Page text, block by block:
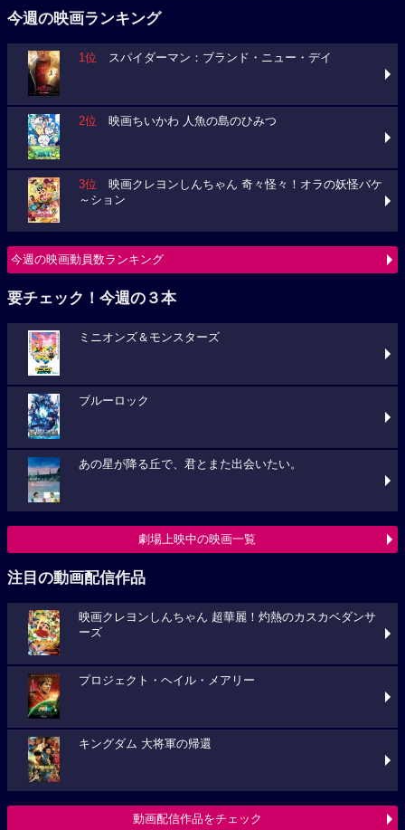
今週の映画ランキング
1位 スパイダーマン：ブランド・ニュー・デイ
2位 映画ちいかわ 人魚の島のひみつ
3位 映画クレヨンしんちゃん 奇々怪々！オラの妖怪バケ
～ション
今週の映画動員数ランキング
要チェック！今週の３本
ミニオンズ＆モンスターズ
ブルーロック
あの星が降る丘で、君とまた出会いたい。
劇場上映中の映画一覧
注目の動画配信作品
映画クレヨンしんちゃん 超華麗！灼熱のカスカベダンサ
ーズ
プロジェクト・ヘイル・メアリー
キングダム 大将軍の帰還
動画配信作品をチェック